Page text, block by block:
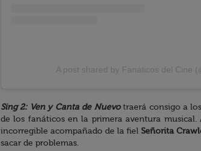
A post shared by Fanáticos del Cine
Sing 2: Ven y Canta de Nuevotraerá consigo a
de los fanáticos en la primera aventura
incorregible acompañado de la fiel Señorita
sacar de problemas.